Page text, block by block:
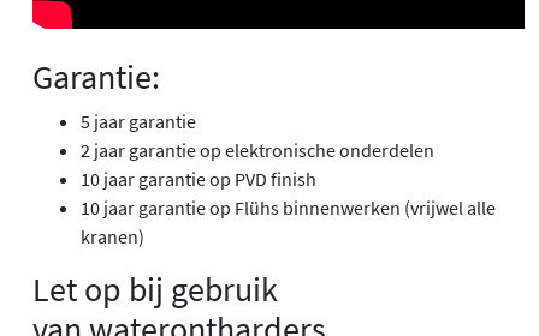
Garantie:
5 jaar garantie
2 jaar garantie op elektronische onderdelen
10 jaar garantie op PVD finish
10 jaar garantie op Flühs binnenwerken (vrijwel alle
kranen)
Let op bij gebruik